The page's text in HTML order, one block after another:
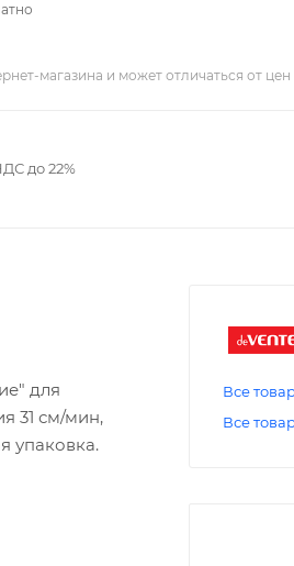
магазина и может отличаться от
до 22%
для
31 см/мин,
упаковка.
Все
Все